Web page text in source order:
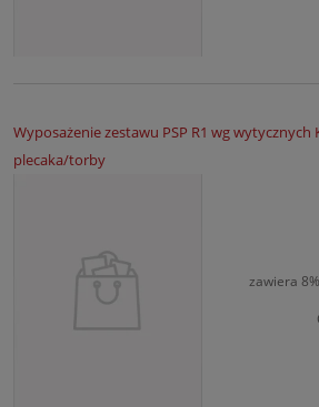
Wyposażenie zestawu PSP R1 wg wytycznych
plecaka/torby
zawiera